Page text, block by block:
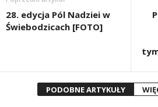
28. edycja Pól Nadziei w
Świebodzicach [FOTO]
PODOBNE ARTYKUŁY